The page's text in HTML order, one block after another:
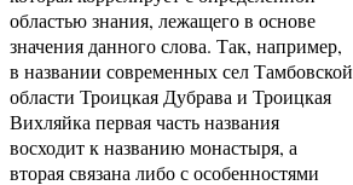
областью знания, лежащего в основе
значения данного слова. Так, например,
в названии современных сел Тамбовской
области Троицкая Дубрава и Троицкая
Вихляйка первая часть названия
восходит к названию монастыря, а
вторая связана либо с особенностями